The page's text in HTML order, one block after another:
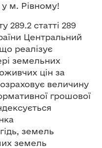
у м. Рівному!
статті 289
Центральний
реалізує
земельних
цін за
величину
грошової
земель
земель